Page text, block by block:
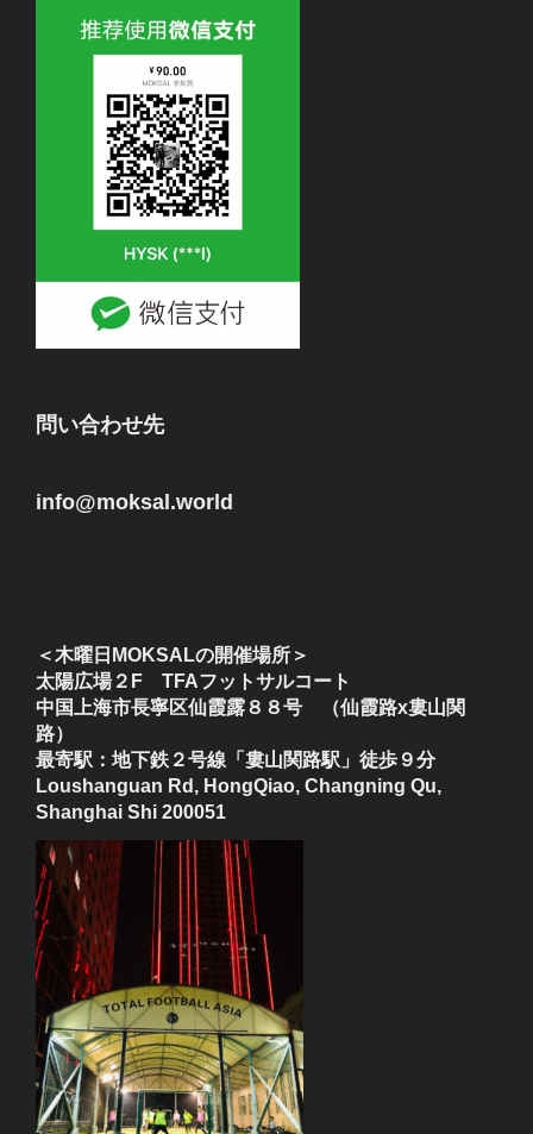
問い合わせ先
info@moksal.world
＜木曜日MOKSALの開催場所＞
太陽広場２F TFAフットサルコート
中国上海市長寧区仙霞露８８号 （仙霞路x婁山関
路）
最寄駅：地下鉄２号線「婁山関路駅」徒歩９分
Loushanguan Rd, HongQiao, Changning Qu,
Shanghai Shi 200051